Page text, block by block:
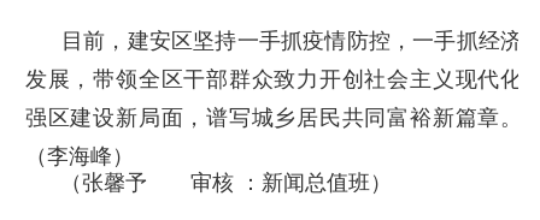
目前，建安区坚持一手抓疫情防控，一手抓经济
发展，带领全区干部群众致力开创社会主义现代化
强区建设新局面，谱写城乡居民共同富裕新篇章。
（李海峰）
（张馨予 审核 ：新闻总值班）